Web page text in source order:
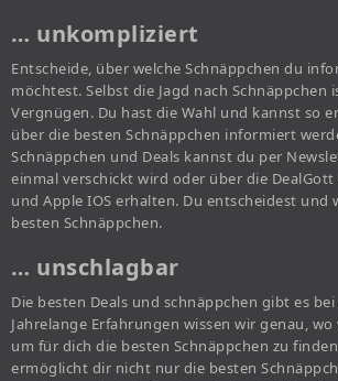
… unkompliziert
Entscheide, über welche Schnäppchen du
möchtest. Selbst die Jagd nach Schnäppchen
Vergnügen. Du hast die Wahl und kannst so
über die besten Schnäppchen informiert
Schnäppchen und Deals kannst du per
einmal verschickt wird oder über die
und Apple IOS erhalten. Du entscheidest und
besten Schnäppchen.
… unschlagbar
Die besten Deals und schnäppchen gibt es
Jahrelange Erfahrungen wissen wir genau,
um für dich die besten Schnäppchen zu
ermöglicht dir nicht nur die besten